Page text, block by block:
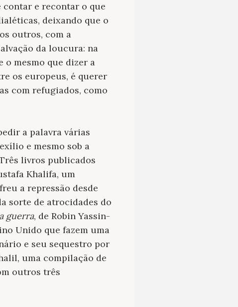
contar e recontar o que
deixando que o
outros, com a
da loucura: na
o mesmo que dizer a
os europeus, é querer
com refugiados, como
a palavra várias
e mesmo sob a
livros publicados
Khalifa, um
a repressão desde
sorte de atrocidades do
guerra, de Robin Yassin-
Unido que fazem uma
e seu sequestro por
uma compilação de
outros três